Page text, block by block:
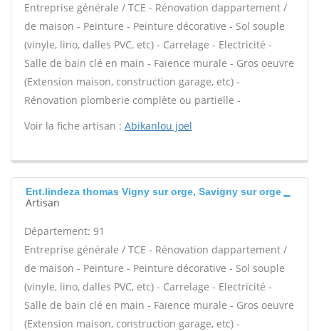
Entreprise générale / TCE - Rénovation dappartement /
de maison - Peinture - Peinture décorative - Sol souple
(vinyle, lino, dalles PVC, etc) - Carrelage - Electricité -
Salle de bain clé en main - Faïence murale - Gros oeuvre
(Extension maison, construction garage, etc) -
Rénovation plomberie complète ou partielle -
Voir la fiche artisan : Abikanlou joel
Ent.lindeza thomas Vigny sur orge, Savigny sur orge
Artisan
Département: 91
Entreprise générale / TCE - Rénovation dappartement /
de maison - Peinture - Peinture décorative - Sol souple
(vinyle, lino, dalles PVC, etc) - Carrelage - Electricité -
Salle de bain clé en main - Faïence murale - Gros oeuvre
(Extension maison, construction garage, etc) -